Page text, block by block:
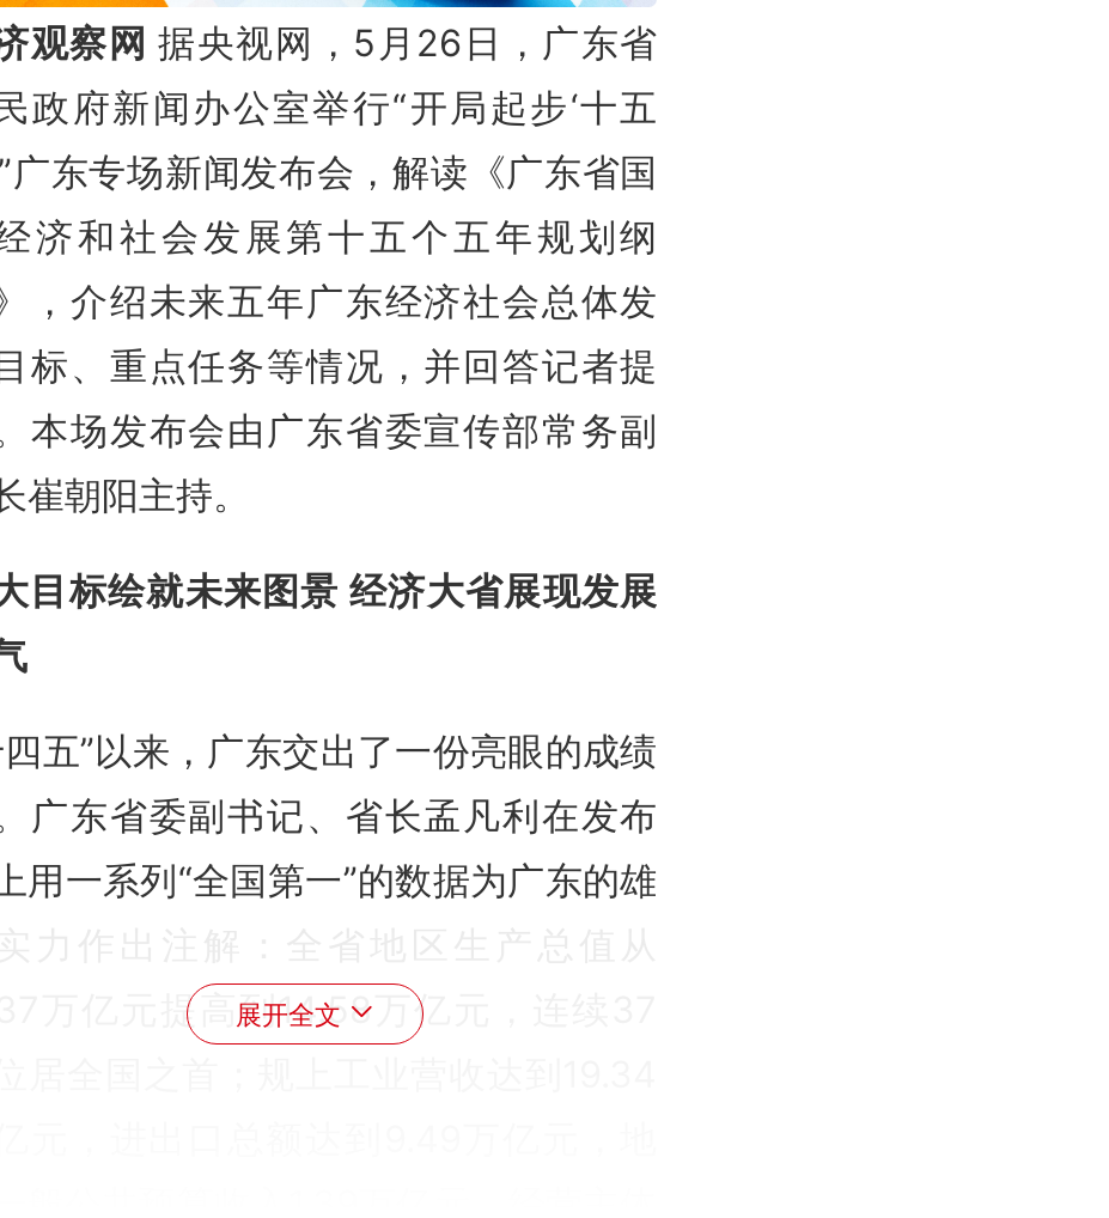
观察网据央视网，5月26日，广东省
政府新闻办公室举行“开局起步‘十五
广东专场新闻发布会，解读《广东省国
济和社会发展第十五个五年规划纲
，介绍未来五年广东经济社会总体发
标、重点任务等情况，并回答记者提
本场发布会由广东省委宣传部常务副
崔朝阳主持。
目标绘就未来图景 经济大省展现发展
四五”以来，广东交出了一份亮眼的成绩
广东省委副书记、省长孟凡利在发布
用一系列“全国第一”的数据为广东的雄
万亿元提高到14.58万亿元，连续37
展开全文